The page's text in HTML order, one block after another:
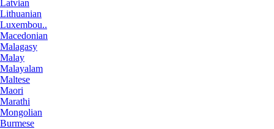
Latvian
Lithuanian
Luxembou..
Macedonian
Malagasy
Malay
Malayalam
Maltese
Maori
Marathi
Mongolian
Burmese